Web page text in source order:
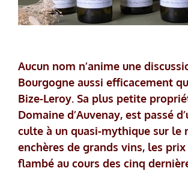
Aucun nom n’anime une
Bourgogne aussi efficacement
Bize-Leroy. Sa plus petite
Domaine d’Auvenay, est passé
culte à un quasi-mythique sur le
enchères de grands vins, les
flambé au cours des cinq